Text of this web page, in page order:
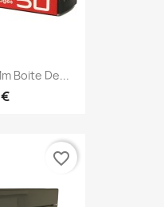
Boite De...
favorite_border